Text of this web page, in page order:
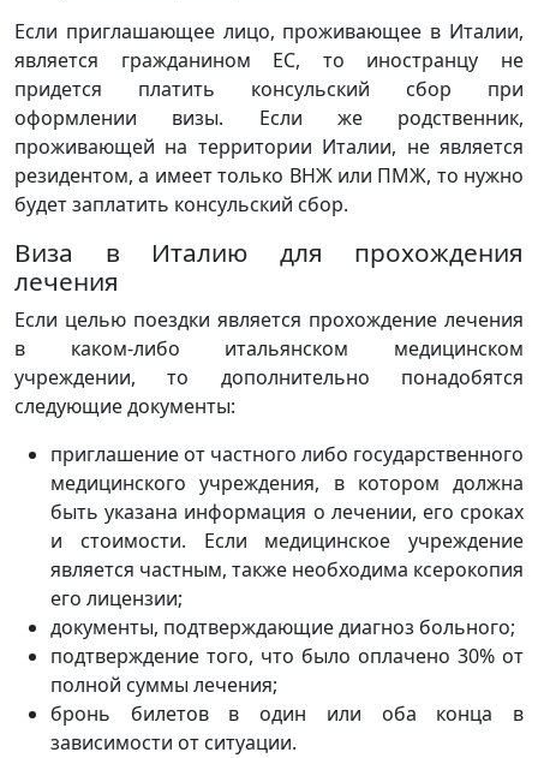
Если приглашающее лицо, проживающее в Италии,
является гражданином ЕС, то иностранцу не
придется платить консульский сбор при
оформлении визы. Если же родственник,
проживающей на территории Италии, не является
резидентом, а имеет только ВНЖ или ПМЖ, то нужно
будет заплатить консульский сбор.
Виза в Италию для прохождения
лечения
Если целью поездки является прохождение лечения
в каком-либо итальянском медицинском
учреждении, то дополнительно понадобятся
следующие документы:
приглашение от частного либо государственного
медицинского учреждения, в котором должна
быть указана информация о лечении, его сроках
и стоимости. Если медицинское учреждение
является частным, также необходима ксерокопия
его лицензии;
документы, подтверждающие диагноз больного;
подтверждение того, что было оплачено 30% от
полной суммы лечения;
бронь билетов в один или оба конца в
зависимости от ситуации.